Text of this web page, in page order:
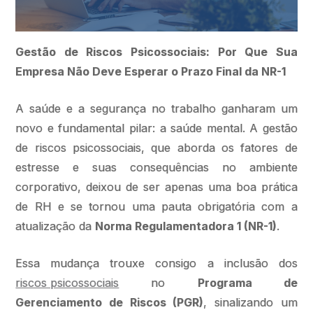
Gestão de Riscos Psicossociais: Por Que Sua
Empresa Não Deve Esperar o Prazo Final da NR-1
A saúde e a segurança no trabalho ganharam um
novo e fundamental pilar: a saúde mental. A gestão
de riscos psicossociais, que aborda os fatores de
estresse e suas consequências no ambiente
corporativo, deixou de ser apenas uma boa prática
de RH e se tornou uma pauta obrigatória com a
atualização da Norma Regulamentadora 1 (NR-1).
Essa mudança trouxe consigo a inclusão dos
riscos psicossociais no Programa de
Gerenciamento de Riscos (PGR), sinalizando um